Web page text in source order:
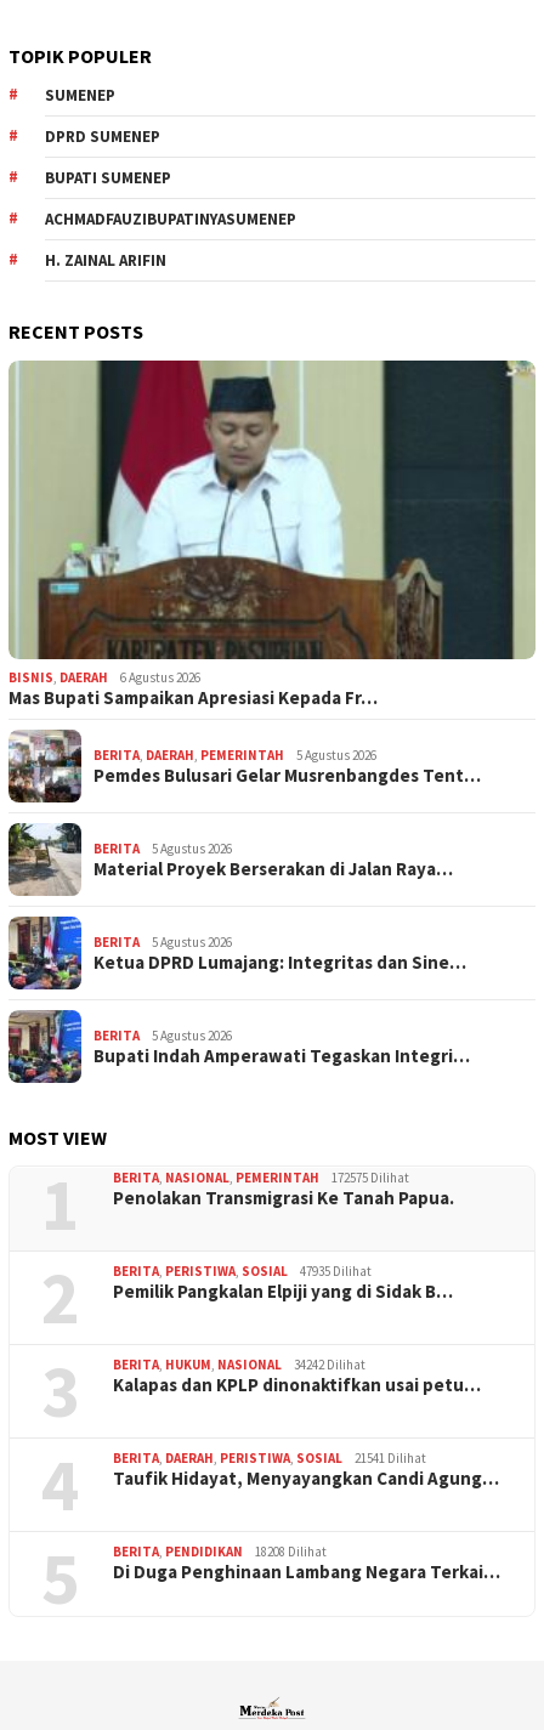
TOPIK POPULER
SUMENEP
DPRD SUMENEP
BUPATI SUMENEP
ACHMADFAUZIBUPATINYASUMENEP
H. ZAINAL ARIFIN
RECENT POSTS
BISNIS, DAERAH 6 Agustus 2026
Mas Bupati Sampaikan Apresiasi Kepada Fr…
BERITA, DAERAH, PEMERINTAH 5 Agustus 2026
Pemdes Bulusari Gelar Musrenbangdes Tent…
BERITA 5 Agustus 2026
Material Proyek Berserakan di Jalan Raya…
BERITA 5 Agustus 2026
Ketua DPRD Lumajang: Integritas dan Sine…
BERITA 5 Agustus 2026
Bupati Indah Amperawati Tegaskan Integri…
MOST VIEW
1 BERITA, NASIONAL, PEMERINTAH 172575 Dilihat
Penolakan Transmigrasi Ke Tanah Papua.
2 BERITA, PERISTIWA, SOSIAL 47935 Dilihat
Pemilik Pangkalan Elpiji yang di Sidak B…
3 BERITA, HUKUM, NASIONAL 34242 Dilihat
Kalapas dan KPLP dinonaktifkan usai petu…
4 BERITA, DAERAH, PERISTIWA, SOSIAL 21541 Dilihat
Taufik Hidayat, Menyayangkan Candi Agung…
5 BERITA, PENDIDIKAN 18208 Dilihat
Di Duga Penghinaan Lambang Negara Terkai…